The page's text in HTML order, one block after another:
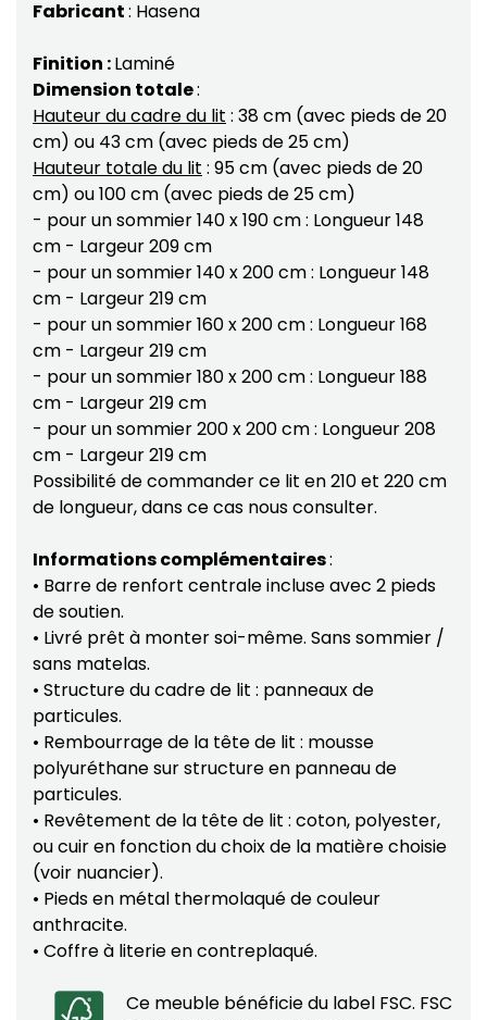
Fabricant: Hasena
Finition :Laminé
Dimension totale:
Hauteur du cadre du lit : 38 cm (avec pieds de 20
cm) ou 43 cm (avec pieds de 25 cm)
Hauteur totale du lit : 95 cm (avec pieds de 20
cm) ou 100 cm (avec pieds de 25 cm)
- pour un sommier 140 x 190 cm : Longueur 148
cm - Largeur 209 cm
- pour un sommier 140 x 200 cm : Longueur 148
cm - Largeur 219 cm
- pour un sommier 160 x 200 cm : Longueur 168
cm - Largeur 219 cm
- pour un sommier 180 x 200 cm : Longueur 188
cm - Largeur 219 cm
- pour un sommier 200 x 200 cm : Longueur 208
cm - Largeur 219 cm
Possibilité de commander ce lit en 210 et 220 cm
de longueur, dans ce cas nous consulter.
Informations complémentaires:
• Barre de renfort centrale incluse avec 2 pieds
de soutien.
• Livré prêt à monter soi-même. Sans sommier /
sans matelas.
• Structure du cadre de lit : panneaux de
particules.
• Rembourrage de la tête de lit : mousse
polyuréthane sur structure en panneau de
particules.
• Revêtement de la tête de lit : coton, polyester,
ou cuir en fonction du choix de la matière choisie
(voir nuancier).
• Pieds en métal thermolaqué de couleur
anthracite.
• Coffre à literie en contreplaqué.
Ce meuble bénéficie du label FSC. FSC